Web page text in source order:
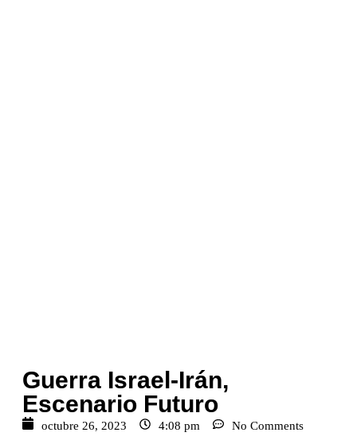
Guerra Israel-Irán,
Escenario Futuro
octubre 26, 2023 4:08 pm No Comments